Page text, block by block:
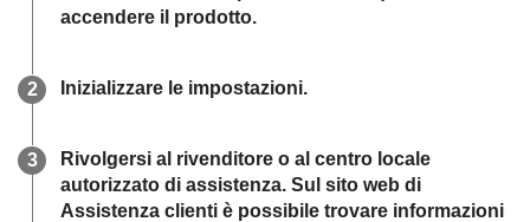
accendere il prodotto.
Inizializzare le impostazioni.
Rivolgersi al rivenditore o al centro locale
autorizzato di assistenza. Sul sito web di
Assistenza clienti è possibile trovare informazioni